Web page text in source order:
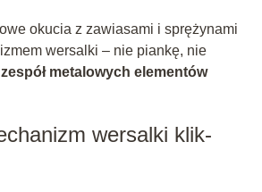
okucia z zawiasami i sprężynami
wersalki – nie piankę, nie
metalowych elementów
wersalki klik-